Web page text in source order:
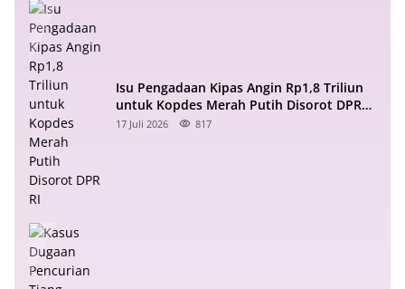
Isu Pengadaan Kipas Angin Rp1,8 Triliun
untuk Kopdes Merah Putih Disorot DPR
RI
17 Juli 2026 817